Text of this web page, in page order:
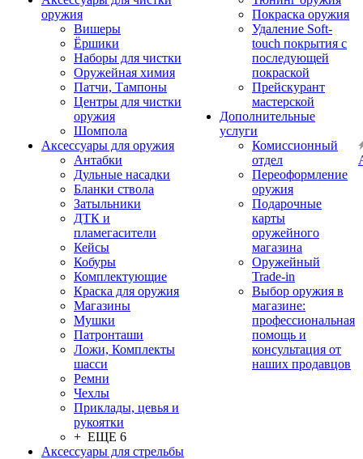
оружия
Вишеры
Ёршики
Наборы для чистки
Оружейная химия
Патчи, Тампоны
Центры для чистки
оружия
Шомпола
Аксессуары для оружия
Антабки
Дульные насадки
Бланки ствола
Затыльники
ДТК и
пламегасители
Кейсы
Кобуры
Комплектующие
Краска для оружия
Магазины
Мушки
Патронташи
Ложи, Комплекты
шасси
Ремни
Чехлы
Приклады, цевья и
рукоятки
+ ЕЩЕ 6
Аксессуары для стрельбы
Покраска оружия
Удаление Soft-
touch покрытия с
последующей
покраской
Прейскурант
мастерской
Дополнительные
услуги
Комиссионный
отдел
Переоформление
оружия
Подарочные
карты
оружейного
магазина
Оружейный
Trade-in
Выбор оружия в
магазине:
профессиональная
помощь и
консультация от
наших продавцов